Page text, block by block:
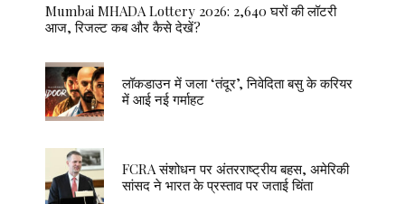
Mumbai MHADA Lottery 2026: 2,640 घरों की लॉटरी
आज, रिजल्ट कब और कैसे देखें?
लॉकडाउन में जला ‘तंदूर’, निवेदिता बसु के करियर
में आई नई गर्माहट
FCRA संशोधन पर अंतरराष्ट्रीय बहस, अमेरिकी
सांसद ने भारत के प्रस्ताव पर जताई चिंता